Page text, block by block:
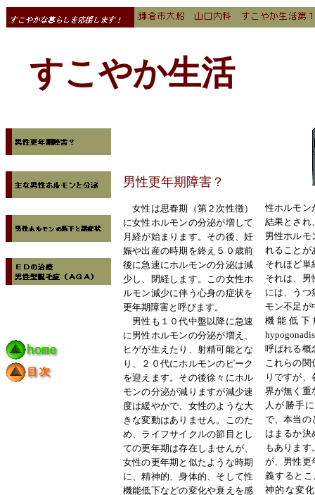
すこやか生活
男性更年期障害？
性ホルモン
結果とされ
男性ホルモ
れることが
それほど単
それは、男
には、うつ
モン不足が
機能低下
呼ばれる概
これらの関
りですが、
界が無く重
人が勝手
で、本当の
はまるか決
もあります
が、男性更
義すると
神的な変
女性は思春期（第２次性徴）
に女性ホルモンの分泌が増して
月経が始まります。その後、妊
娠や出産の時期を終え５０歳前
後に急速にホルモンの分泌は減
少し、閉経します。この女性ホ
ルモン減少に伴う心身の症状を
更年期障害と呼びます。
男性も１０代中盤以降に急速
に男性ホルモンの分泌が増え、
ヒゲが生えたり、射精可能とな
り、２０代にホルモンのピーク
を迎えます。その後徐々にホル
モンの分泌が減りますが減少速
度は緩やかで、女性のような大
きな変動はありません。このた
め、ライフサイクルの節目とし
ての更年期は存在しませんが、
女性の更年期と似たような時期
に、精神的、身体的、そして性
機能低下などの変化や衰えを感